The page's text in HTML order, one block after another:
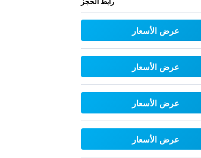
عرض الأسعار
عرض الأسعار
عرض الأسعار
عرض الأسعار